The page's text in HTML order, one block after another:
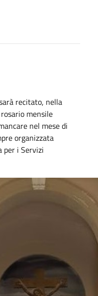
recitato, nella
mensile
nel mese di
organizzata
per i Servizi